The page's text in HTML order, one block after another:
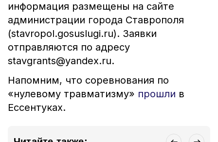
информация размещены на сайте
администрации города Ставрополя
(stavropol.gosuslugi.ru). Заявки
отправляются по адресу
stavgrants@yandex.ru.
Напомним, что соревнования по
«нулевому травматизму» прошли в
Ессентуках.